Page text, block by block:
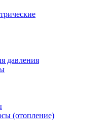
давления
(отопление)